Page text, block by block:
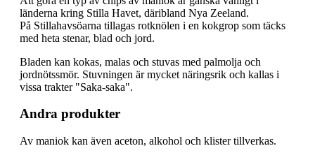
länderna kring Stilla Havet, däribland Nya Zeeland.
På Stillahavsöarna tillagas rotknölen i en kokgrop som täcks
med heta stenar, blad och jord.
Bladen kan kokas, malas och stuvas med palmolja och
jordnötssmör. Stuvningen är mycket näringsrik och kallas i
vissa trakter "Saka-saka".
Andra produkter
Av maniok kan även aceton, alkohol och klister tillverkas.